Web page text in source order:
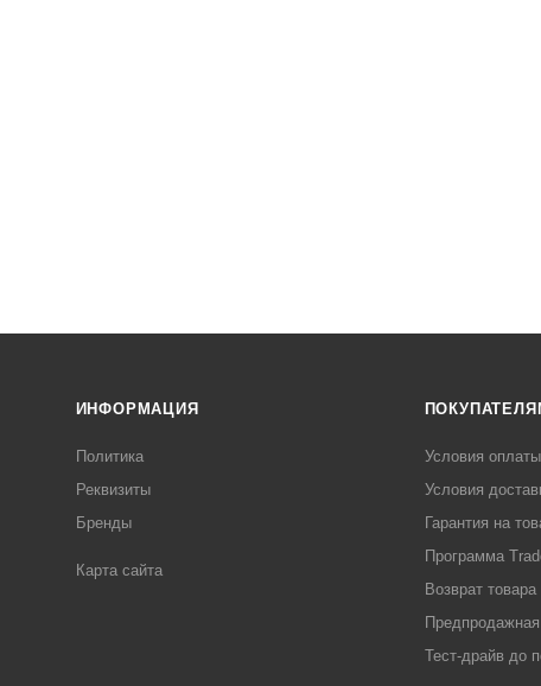
ИНФОРМАЦИЯ
Политика
Реквизиты
Бренды
Карта сайта
Условия оплаты
Условия
Гарантия на
Программа
Возврат товара
Предпродажная
Тест-драйв до